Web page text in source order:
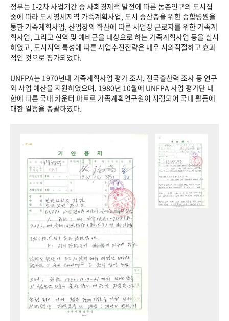
정부는 1-2차 사업기간 중 사회경제적 발전에 따른 농촌인구의 도시집
중에 따라 도시영세지역 가족계획사업, 도시 중산층을 위한 종합병원을
통한 가족계획사업, 산업장의 확산에 따른 사업장 근로자를 위한 가족계
획사업, 그리고 현역 및 예비군을 대상으로 하는 가족계획사업 등을 실시
하였고, 도시지역 특성에 따른 사업추진전략은 매우 시의적절하고 효과
적인 것으로 평가되었다.
UNFPA는 1970년대 가족계획사업 평가 조사, 전국출산력 조사 등 연구
와 사업 예산을 지원하였으며, 1980년 10월에 UNFPA 사업 평가단 내
한에 따른 국내 카운터 파트로 가족계획연구원이 지정되어 국내 활동에
대한 일정을 총괄하였다.